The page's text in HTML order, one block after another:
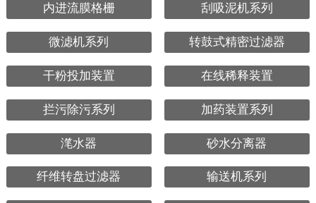
内进流膜格栅 刮吸泥机系列
微滤机系列 转鼓式精密过滤器
干粉投加装置 在线稀释装置
拦污除污系列 加药装置系列
滗水器 砂水分离器
纤维转盘过滤器 输送机系列